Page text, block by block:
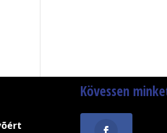
Kövessen